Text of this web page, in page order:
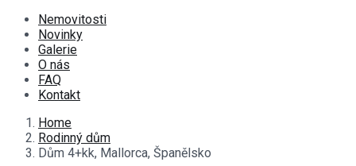
Nemovitosti
Novinky
Galerie
O nás
FAQ
Kontakt
Home
Rodinný dům
Dům 4+kk, Mallorca, Španělsko